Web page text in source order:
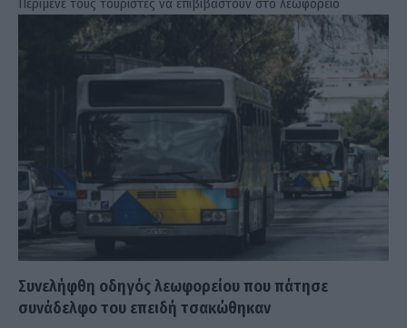
Περίμενε τους τουρίστες να επιβιβαστούν στο λεωφορείο
Συνελήφθη οδηγός λεωφορείου που πάτησε
συνάδελφο του επειδή τσακώθηκαν